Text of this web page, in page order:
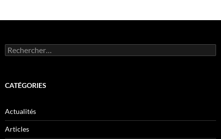
Rechercher :
CATÉGORIES
Actualités
Articles